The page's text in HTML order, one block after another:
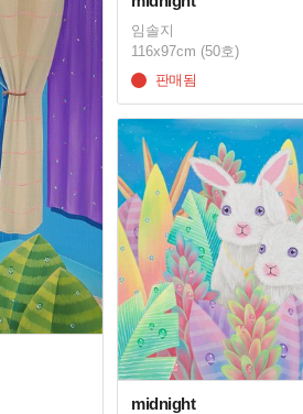
임솔지
116x97cm (50호)
판매됨
midnight